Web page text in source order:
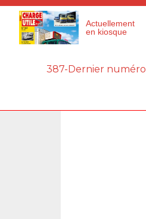
Actuellement
en kiosque
387-Dernier numéro
Panneau de gestion des cookies